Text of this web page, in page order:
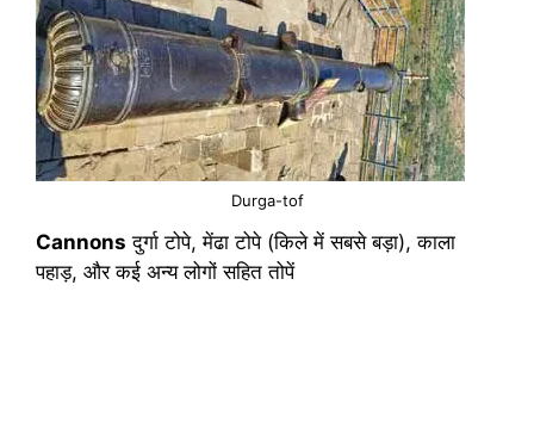
Durga-tof
Cannons दुर्गा टोपे, मेंढा टोपे (किले में सबसे बड़ा), काला
पहाड़, और कई अन्य लोगों सहित तोपें